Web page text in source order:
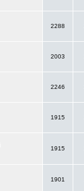
2288
2003
2246
1915
1915
1901